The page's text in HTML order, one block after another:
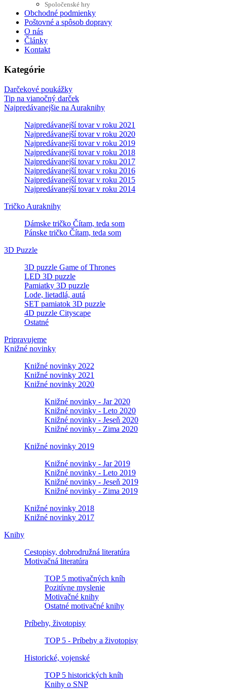
Spoločenské hry
Obchodné podmienky
Poštovné a spôsob dopravy
O nás
Články
Kontakt
Kategórie
Darčekové poukážky
Tip na vianočný darček
Najpredávanejšie na Auraknihy
Najpredávanejší tovar v roku 2021
Najpredávanejší tovar v roku 2020
Najpredávanejší tovar v roku 2019
Najpredávanejší tovar v roku 2018
Najpredávanejší tovar v roku 2017
Najpredávanejší tovar v roku 2016
Najpredávanejší tovar v roku 2015
Najpredávanejší tovar v roku 2014
Tričko Auraknihy
Dámske tričko Čítam, teda som
Pánske tričko Čítam, teda som
3D Puzzle
3D puzzle Game of Thrones
LED 3D puzzle
Pamiatky 3D puzzle
Lode, lietadlá, autá
SET pamiatok 3D puzzle
4D puzzle Cityscape
Ostatné
Pripravujeme
Knižné novinky
Knižné novinky 2022
Knižné novinky 2021
Knižné novinky 2020
Knižné novinky - Jar 2020
Knižné novinky - Leto 2020
Knižné novinky - Jeseň 2020
Knižné novinky - Zima 2020
Knižné novinky 2019
Knižné novinky - Jar 2019
Knižné novinky - Leto 2019
Knižné novinky - Jeseň 2019
Knižné novinky - Zima 2019
Knižné novinky 2018
Knižné novinky 2017
Knihy
Cestopisy, dobrodružná literatúra
Motivačná literatúra
TOP 5 motivačných kníh
Pozitívne myslenie
Motivačné knihy
Ostatné motivačné knihy
Príbehy, životopisy
TOP 5 - Príbehy a životopisy
Historické, vojenské
TOP 5 historických kníh
Knihy o SNP